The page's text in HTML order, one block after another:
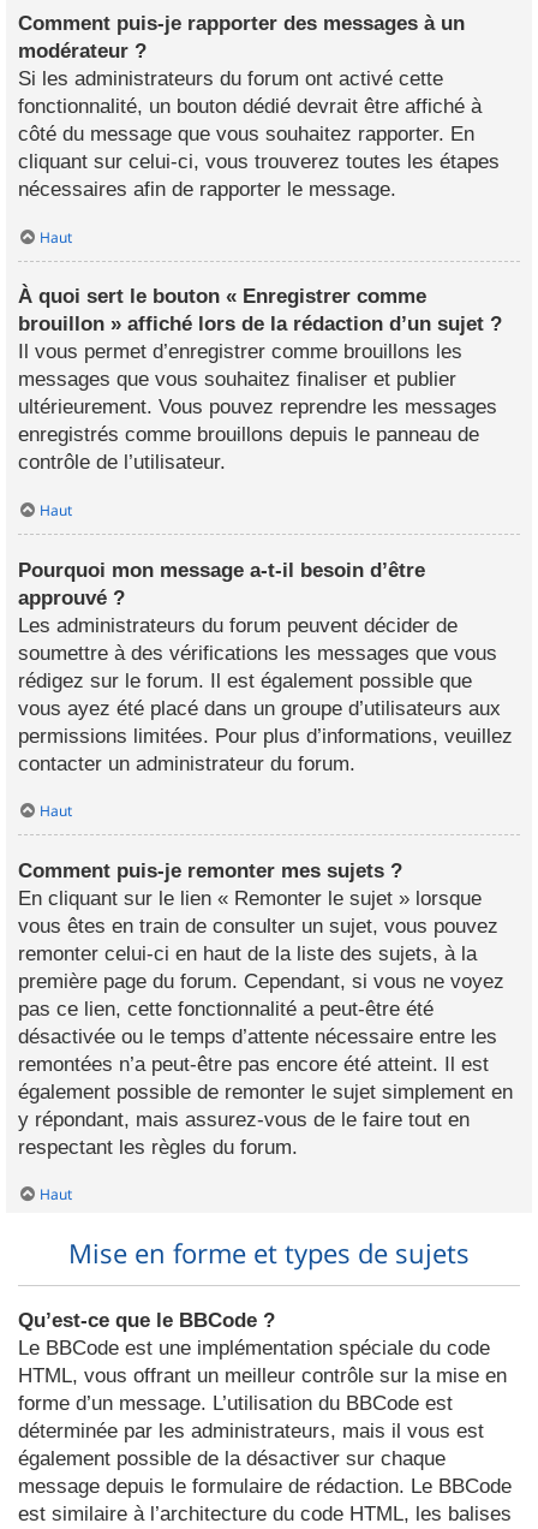
Comment puis-je rapporter des messages à un
modérateur ?
Si les administrateurs du forum ont activé cette
fonctionnalité, un bouton dédié devrait être affiché à
côté du message que vous souhaitez rapporter. En
cliquant sur celui-ci, vous trouverez toutes les étapes
nécessaires afin de rapporter le message.
Haut
À quoi sert le bouton « Enregistrer comme
brouillon » affiché lors de la rédaction d’un sujet ?
Il vous permet d’enregistrer comme brouillons les
messages que vous souhaitez finaliser et publier
ultérieurement. Vous pouvez reprendre les messages
enregistrés comme brouillons depuis le panneau de
contrôle de l’utilisateur.
Haut
Pourquoi mon message a-t-il besoin d’être
approuvé ?
Les administrateurs du forum peuvent décider de
soumettre à des vérifications les messages que vous
rédigez sur le forum. Il est également possible que
vous ayez été placé dans un groupe d’utilisateurs aux
permissions limitées. Pour plus d’informations, veuillez
contacter un administrateur du forum.
Haut
Comment puis-je remonter mes sujets ?
En cliquant sur le lien « Remonter le sujet » lorsque
vous êtes en train de consulter un sujet, vous pouvez
remonter celui-ci en haut de la liste des sujets, à la
première page du forum. Cependant, si vous ne voyez
pas ce lien, cette fonctionnalité a peut-être été
désactivée ou le temps d’attente nécessaire entre les
remontées n’a peut-être pas encore été atteint. Il est
également possible de remonter le sujet simplement en
y répondant, mais assurez-vous de le faire tout en
respectant les règles du forum.
Haut
Mise en forme et types de sujets
Qu’est-ce que le BBCode ?
Le BBCode est une implémentation spéciale du code
HTML, vous offrant un meilleur contrôle sur la mise en
forme d’un message. L’utilisation du BBCode est
déterminée par les administrateurs, mais il vous est
également possible de la désactiver sur chaque
message depuis le formulaire de rédaction. Le BBCode
est similaire à l’architecture du code HTML, les balises